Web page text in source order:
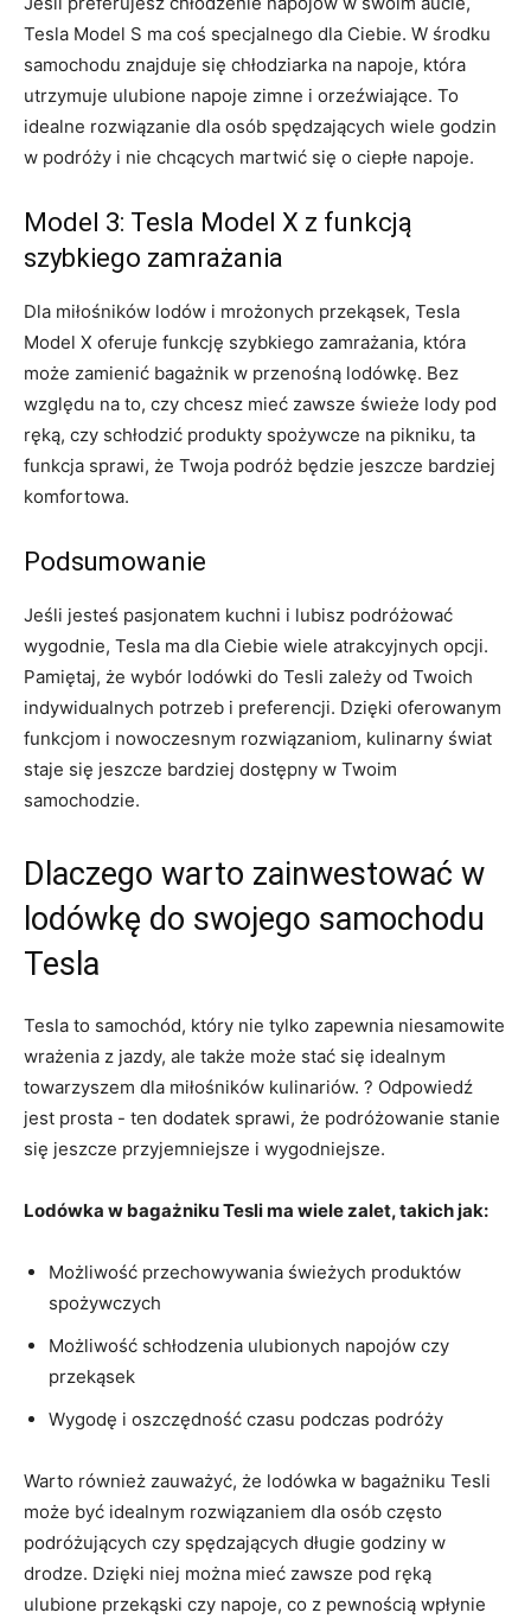
Tesla Model S ma coś ‍specjalnego dla Ciebie. ‍W środku‌
samochodu ⁤znajduje​ się chłodziarka⁣ na napoje, ‍która‌
utrzymuje⁢ ulubione napoje zimne i orzeźwiające. To​
idealne ⁢rozwiązanie dla osób spędzających wiele godzin⁣
w podróży ‍i nie chcących martwić się o ciepłe napoje.
Model 3: Tesla‍ Model X z funkcją
‍szybkiego‍ zamrażania
Dla ⁢miłośników lodów i ‍mrożonych przekąsek, Tesla
Model X oferuje funkcję szybkiego zamrażania, ⁤która‍
może zamienić bagażnik w⁢ przenośną lodówkę. Bez
względu na to,‌ czy chcesz⁣ mieć zawsze świeże lody pod
ręką, czy ‍schłodzić‍ produkty spożywcze na pikniku, ta
funkcja sprawi, że Twoja podróż będzie jeszcze bardziej
‌komfortowa.
Podsumowanie
Jeśli jesteś pasjonatem kuchni ​i ⁢lubisz podróżować
wygodnie, Tesla ‍ma ​dla Ciebie wiele ​atrakcyjnych opcji.
Pamiętaj, że wybór lodówki ​do‍ Tesli ‍zależy od Twoich
indywidualnych potrzeb i ⁢preferencji. Dzięki oferowanym
⁢funkcjom i nowoczesnym rozwiązaniom, kulinarny ⁢świat
staje się ⁢jeszcze bardziej​ dostępny w Twoim
samochodzie.
Dlaczego warto zainwestować w​
lodówkę do swojego samochodu
⁢Tesla
Tesla​ to ‍samochód, który nie tylko ​zapewnia niesamowite
⁢wrażenia z ⁤jazdy, ale także może⁤ stać⁤ się idealnym
towarzyszem dla miłośników kulinariów.⁤ ? Odpowiedź
jest prosta ​- ten dodatek ‌sprawi, że podróżowanie stanie
się jeszcze przyjemniejsze i‍ wygodniejsze.
Lodówka w bagażniku Tesli⁢ ma wiele zalet,‍ takich jak:
Możliwość przechowywania świeżych produktów
spożywczych
Możliwość ⁣schłodzenia ulubionych napojów⁢ czy
przekąsek
Wygodę‍ i oszczędność czasu‌ podczas podróży
Warto również zauważyć, ​że‍ lodówka w bagażniku Tesli
może być⁢ idealnym rozwiązaniem dla osób ‌często
podróżujących czy ‌spędzających długie godziny w
⁢drodze. Dzięki ‌niej⁣ można mieć zawsze pod ręką
ulubione przekąski czy napoje, co⁣ z ​pewnością⁤ wpłynie